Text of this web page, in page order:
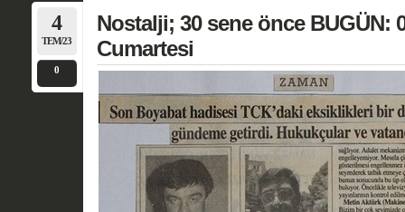
4
TEM/23
0
Nostalji; 30 sene önce BUGÜN:
Cumartesi